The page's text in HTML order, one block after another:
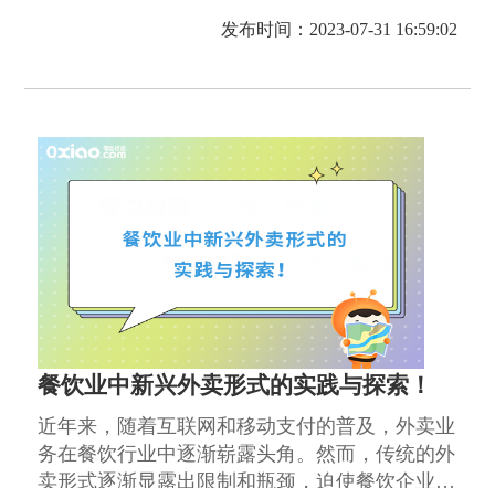
发布时间：2023-07-31 16:59:02
餐饮业中新兴外卖形式的实践与探索！
近年来，随着互联网和移动支付的普及，外卖业
务在餐饮行业中逐渐崭露头角。然而，传统的外
卖形式逐渐显露出限制和瓶颈，迫使餐饮企业不